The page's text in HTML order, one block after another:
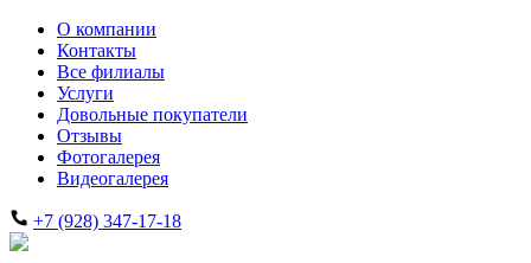
О компании
Контакты
Все филиалы
Услуги
Довольные покупатели
Отзывы
Фотогалерея
Видеогалерея
+7 (928) 347-17-18